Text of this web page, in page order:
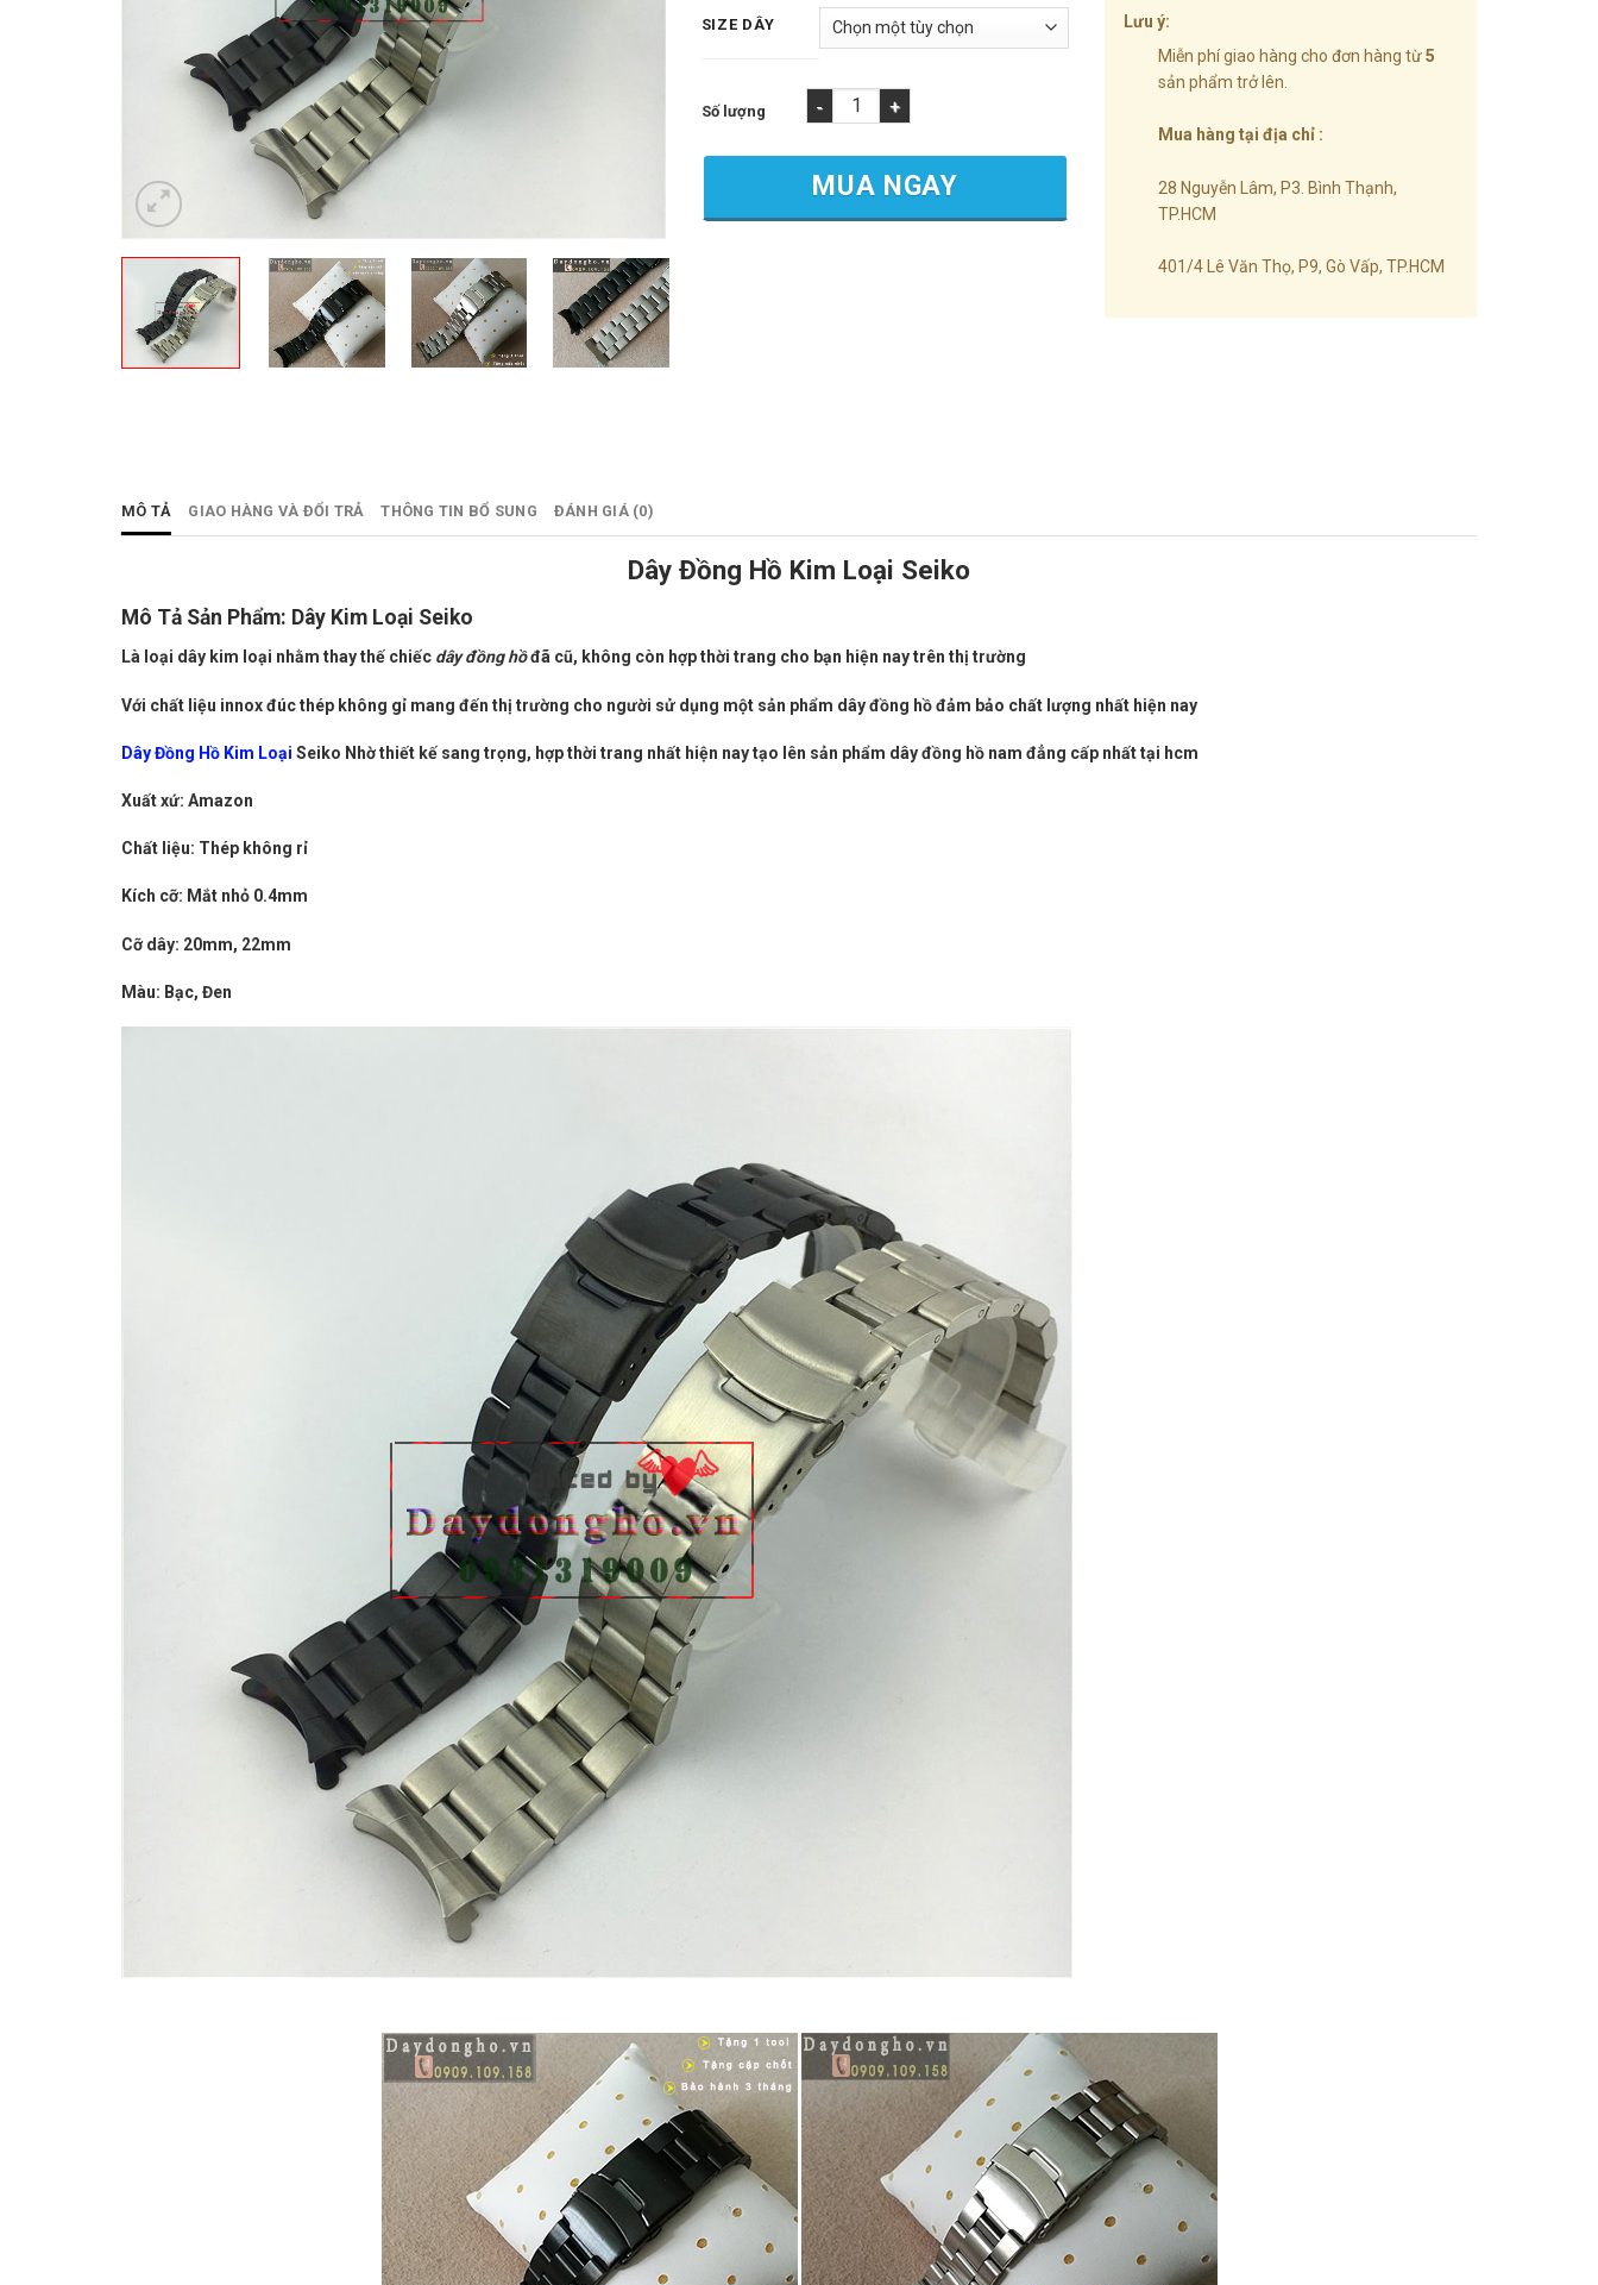
SIZE DÂY
Dây Kim Loại Seiko Inox Đúc [Đầu Mo] Có Khóa An Toàn - Màu Bạc Và Đen số lượng
MUA NGAY
Lưu ý:
Miễn phí giao hàng cho đơn hàng từ5
sản phẩm trở lên.
Mua hàng tại địa chỉ :
28 Nguyễn Lâm, P3. Bình Thạnh,
TP.HCM
401/4 Lê Văn Thọ, P9, Gò Vấp, TP.HCM
MÔ TẢ GIAO HÀNG VÀ ĐỔI TRẢ THÔNG TIN BỔ SUNG ĐÁNH GIÁ (0)
Dây Đồng Hồ Kim Loại Seiko
Mô Tả Sản Phẩm: Dây Kim Loại Seiko
Là loại dây kim loại nhằm thay thế chiếc dây đồng hồđã cũ, không còn hợp thời trang cho bạn hiện nay trên thị trường
Với chất liệu innox đúc thép không gỉ mang đến thị trường cho người sử dụng một sản phẩm dây đồng hồ đảm bảo chất lượng nhất hiện nay
Dây Đồng Hồ Kim Loại Seiko Nhờ thiết kế sang trọng, hợp thời trang nhất hiện nay tạo lên sản phẩm dây đồng hồ nam đẳng cấp nhất tại hcm
Xuất xứ: Amazon
Chất liệu: Thép không rỉ
Kích cỡ: Mắt nhỏ 0.4mm
Cỡ dây: 20mm, 22mm
Màu: Bạc, Đen